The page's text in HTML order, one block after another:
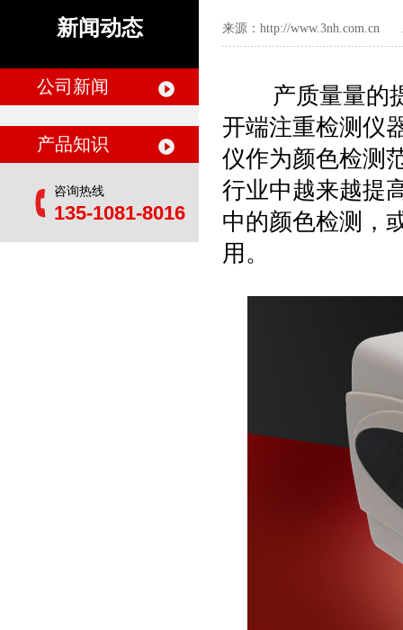
新闻动态
公司新闻
产品知识
咨询热线
135-1081-8016
来源： http://www.3nh.com.cn 发
产质量量的
开端注重检测仪
仪作为颜色检测
行业中越来越提
中的颜色检测，
用。